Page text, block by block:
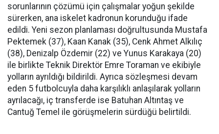
sorunlarının çözümü için çalışmalar yoğun şekilde
sürerken, ana iskelet kadronun korunduğu ifade
edildi. Yeni sezon planlaması doğrultusunda Mustafa
Pektemek (37), Kaan Kanak (35), Cenk Ahmet Alkılıç
(38), Denizalp Özdemir (22) ve Yunus Karakaya (20)
ile birlikte Teknik Direktör Emre Toraman ve ekibiyle
yolların ayrıldığı bildirildi. Ayrıca sözleşmesi devam
eden 5 futbolcuyla daha karşılıklı anlaşılarak yolların
ayrılacağı, iç transferde ise Batuhan Altıntaş ve
Cantuğ Temel ile görüşmelerin sürdüğü belirtildi.